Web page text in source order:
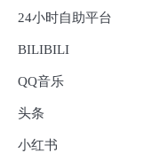
24小时自助平台
BILIBILI
QQ音乐
头条
小红书